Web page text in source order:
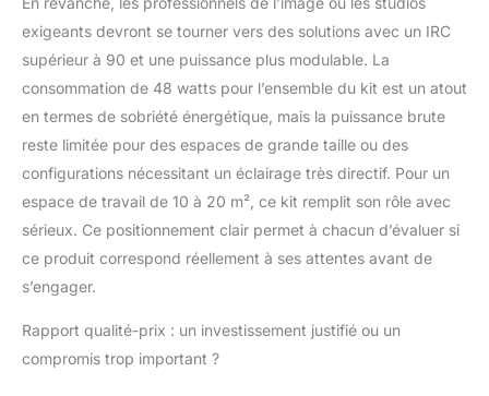
exigeants devront se tourner vers des solutions avec un IRC
supérieur à 90 et une puissance plus modulable. La
consommation de 48 watts pour l’ensemble du kit est un atout
en termes de sobriété énergétique, mais la puissance brute
reste limitée pour des espaces de grande taille ou des
configurations nécessitant un éclairage très directif. Pour un
espace de travail de 10 à 20 m², ce kit remplit son rôle avec
sérieux. Ce positionnement clair permet à chacun d’évaluer si
ce produit correspond réellement à ses attentes avant de
s’engager.
Rapport qualité-prix : un investissement justifié ou un
compromis trop important ?